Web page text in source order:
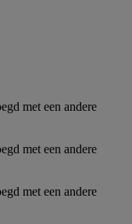
met een andere
met een andere
met een andere